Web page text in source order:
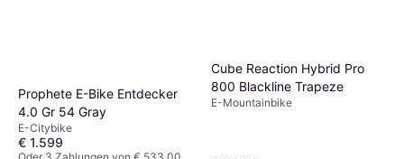
Prophete E-Bike Entdecker
4.0 Gr 54 Gray
E-Citybike
€ 1.599
Cube Reaction Hybrid Pro
800 Blackline Trapeze
E-Mountainbike